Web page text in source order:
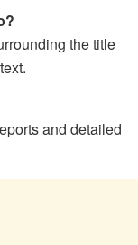
the title
and detailed